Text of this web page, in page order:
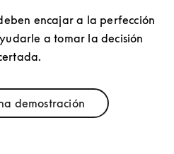
encajar a la perfección
a tomar la decisión
demostración
Link Opens in New Tab